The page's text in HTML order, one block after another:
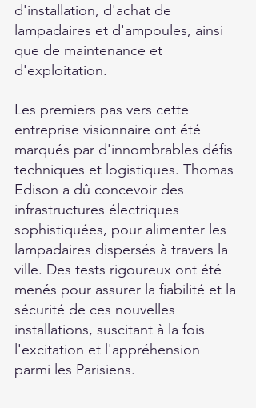
d'installation, d'achat de
lampadaires et d'ampoules, ainsi
que de maintenance et
d'exploitation.
Les premiers pas vers cette
entreprise visionnaire ont été
marqués par d'innombrables défis
techniques et logistiques. Thomas
Edison a dû concevoir des
infrastructures électriques
sophistiquées, pour alimenter les
lampadaires dispersés à travers la
ville. Des tests rigoureux ont été
menés pour assurer la fiabilité et la
sécurité de ces nouvelles
installations, suscitant à la fois
l'excitation et l'appréhension
parmi les Parisiens.